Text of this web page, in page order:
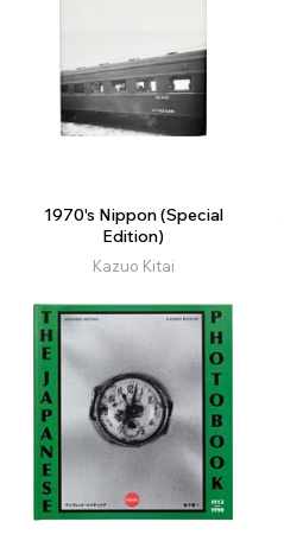
1970's Nippon (Special
Edition)
Kazuo Kitai